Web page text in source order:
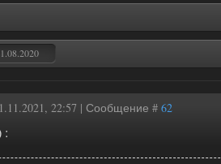
22:57 | Сообщение # 62
: